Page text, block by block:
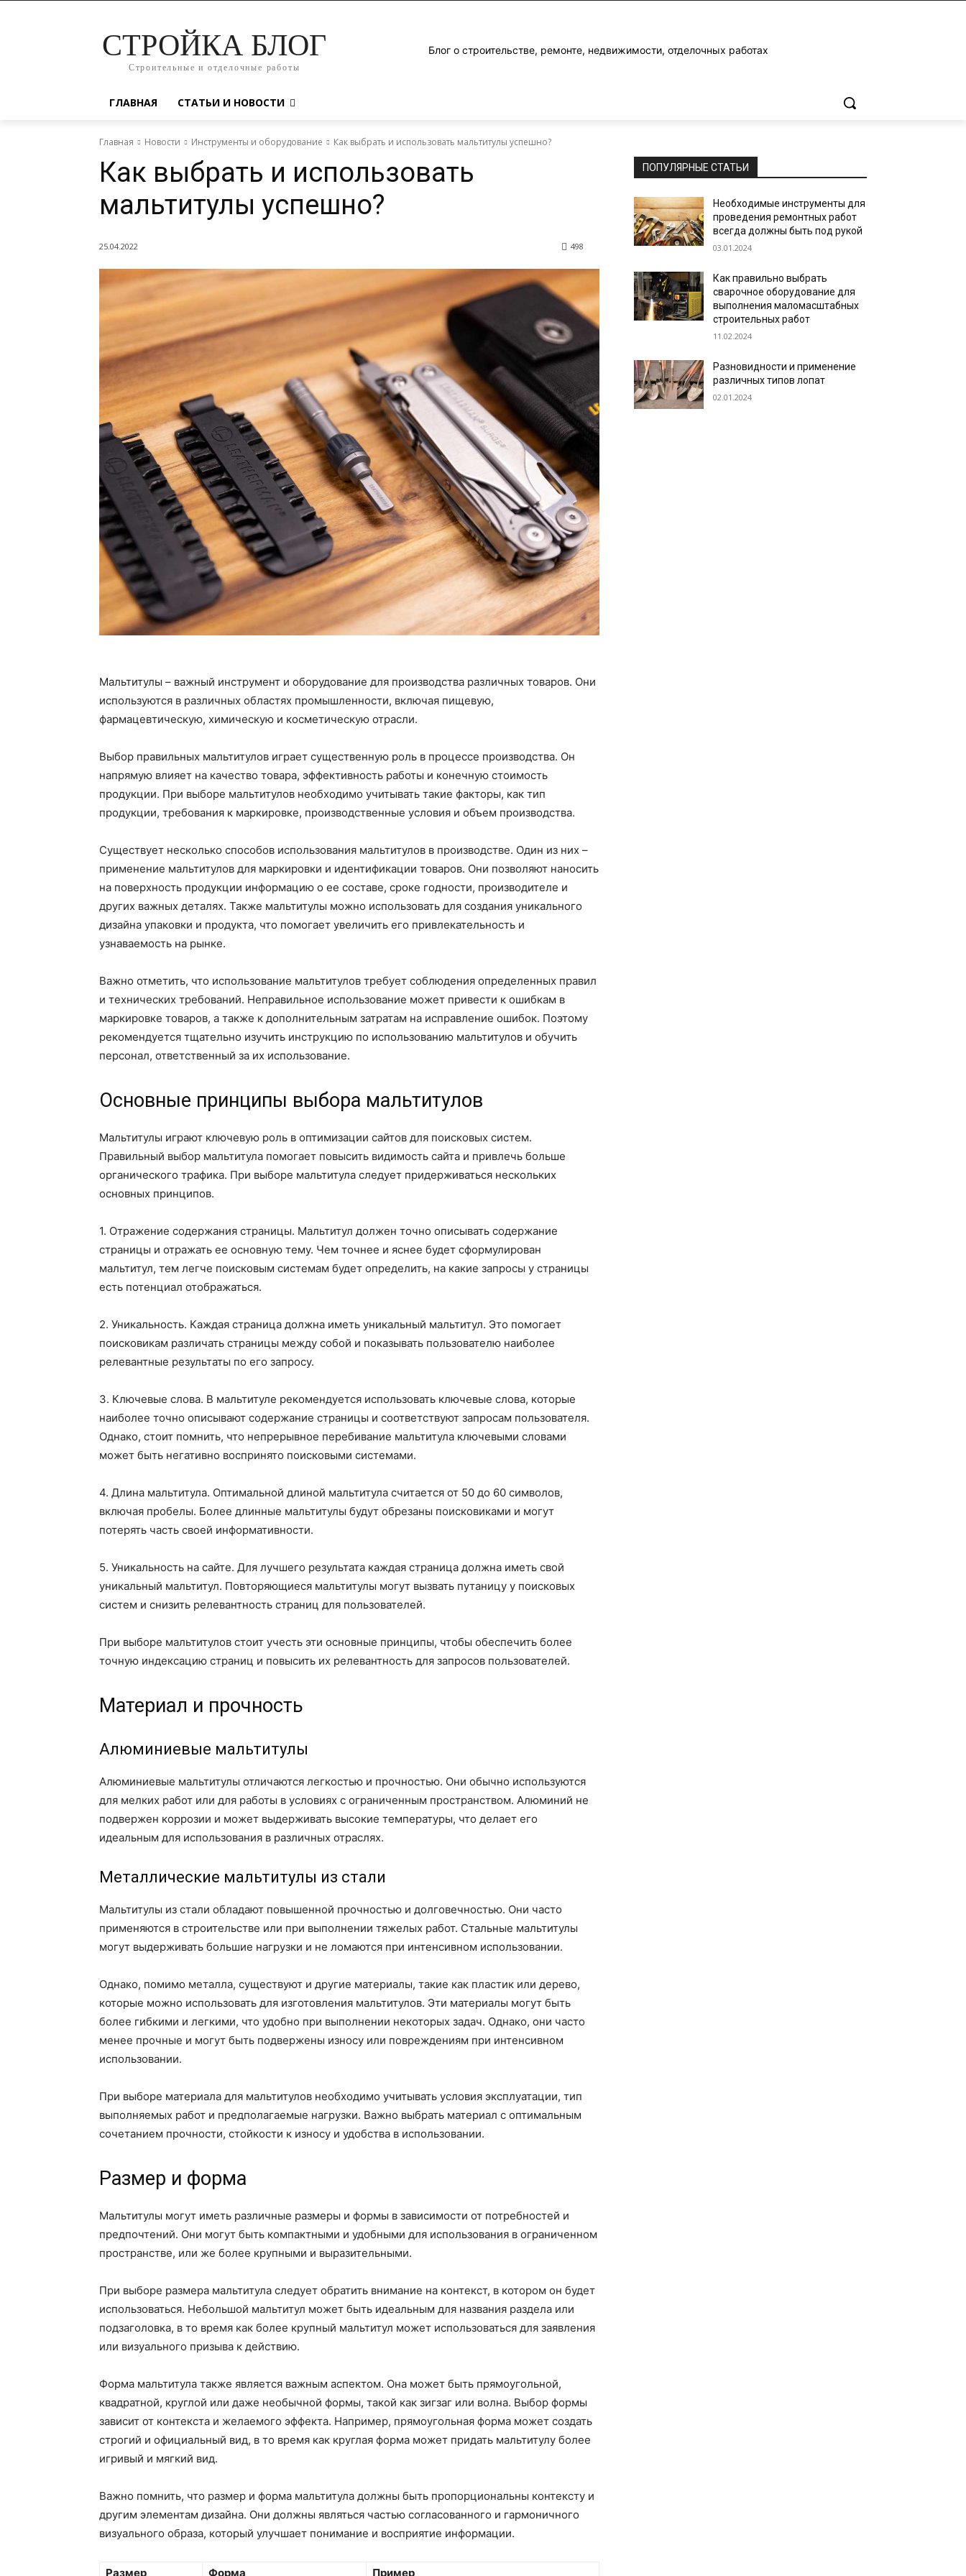
СТРОЙКА БЛОГ
Строительные и отделочные работы
Блог о строительстве, ремонте, недвижимости, отделочных работах
ГЛАВНАЯ СТАТЬИ И НОВОСТИ
Главная Новости Инструменты и оборудование Как выбрать и использовать мальтитулы успешно?
Как выбрать и использовать
мальтитулы успешно?
25.04.2022 498
Мальтитулы – важный инструмент и оборудование для производства различных товаров. Они
используются в различных областях промышленности, включая пищевую,
фармацевтическую, химическую и косметическую отрасли.
Выбор правильных мальтитулов играет существенную роль в процессе производства. Он
напрямую влияет на качество товара, эффективность работы и конечную стоимость
продукции. При выборе мальтитулов необходимо учитывать такие факторы, как тип
продукции, требования к маркировке, производственные условия и объем производства.
Существует несколько способов использования мальтитулов в производстве. Один из них –
применение мальтитулов для маркировки и идентификации товаров. Они позволяют наносить
на поверхность продукции информацию о ее составе, сроке годности, производителе и
других важных деталях. Также мальтитулы можно использовать для создания уникального
дизайна упаковки и продукта, что помогает увеличить его привлекательность и
узнаваемость на рынке.
Важно отметить, что использование мальтитулов требует соблюдения определенных правил
и технических требований. Неправильное использование может привести к ошибкам в
маркировке товаров, а также к дополнительным затратам на исправление ошибок. Поэтому
рекомендуется тщательно изучить инструкцию по использованию мальтитулов и обучить
персонал, ответственный за их использование.
Основные принципы выбора мальтитулов
Мальтитулы играют ключевую роль в оптимизации сайтов для поисковых систем.
Правильный выбор мальтитула помогает повысить видимость сайта и привлечь больше
органического трафика. При выборе мальтитула следует придерживаться нескольких
основных принципов.
1. Отражение содержания страницы. Мальтитул должен точно описывать содержание
страницы и отражать ее основную тему. Чем точнее и яснее будет сформулирован
мальтитул, тем легче поисковым системам будет определить, на какие запросы у страницы
есть потенциал отображаться.
2. Уникальность. Каждая страница должна иметь уникальный мальтитул. Это помогает
поисковикам различать страницы между собой и показывать пользователю наиболее
релевантные результаты по его запросу.
3. Ключевые слова. В мальтитуле рекомендуется использовать ключевые слова, которые
наиболее точно описывают содержание страницы и соответствуют запросам пользователя.
Однако, стоит помнить, что непрерывное перебивание мальтитула ключевыми словами
может быть негативно воспринято поисковыми системами.
4. Длина мальтитула. Оптимальной длиной мальтитула считается от 50 до 60 символов,
включая пробелы. Более длинные мальтитулы будут обрезаны поисковиками и могут
потерять часть своей информативности.
5. Уникальность на сайте. Для лучшего результата каждая страница должна иметь свой
уникальный мальтитул. Повторяющиеся мальтитулы могут вызвать путаницу у поисковых
систем и снизить релевантность страниц для пользователей.
При выборе мальтитулов стоит учесть эти основные принципы, чтобы обеспечить более
точную индексацию страниц и повысить их релевантность для запросов пользователей.
Материал и прочность
Алюминиевые мальтитулы
Алюминиевые мальтитулы отличаются легкостью и прочностью. Они обычно используются
для мелких работ или для работы в условиях с ограниченным пространством. Алюминий не
подвержен коррозии и может выдерживать высокие температуры, что делает его
идеальным для использования в различных отраслях.
Металлические мальтитулы из стали
Мальтитулы из стали обладают повышенной прочностью и долговечностью. Они часто
применяются в строительстве или при выполнении тяжелых работ. Стальные мальтитулы
могут выдерживать большие нагрузки и не ломаются при интенсивном использовании.
Однако, помимо металла, существуют и другие материалы, такие как пластик или дерево,
которые можно использовать для изготовления мальтитулов. Эти материалы могут быть
более гибкими и легкими, что удобно при выполнении некоторых задач. Однако, они часто
менее прочные и могут быть подвержены износу или повреждениям при интенсивном
использовании.
При выборе материала для мальтитулов необходимо учитывать условия эксплуатации, тип
выполняемых работ и предполагаемые нагрузки. Важно выбрать материал с оптимальным
сочетанием прочности, стойкости к износу и удобства в использовании.
Размер и форма
Мальтитулы могут иметь различные размеры и формы в зависимости от потребностей и
предпочтений. Они могут быть компактными и удобными для использования в ограниченном
пространстве, или же более крупными и выразительными.
При выборе размера мальтитула следует обратить внимание на контекст, в котором он будет
использоваться. Небольшой мальтитул может быть идеальным для названия раздела или
подзаголовка, в то время как более крупный мальтитул может использоваться для заявления
или визуального призыва к действию.
Форма мальтитула также является важным аспектом. Она может быть прямоугольной,
квадратной, круглой или даже необычной формы, такой как зигзаг или волна. Выбор формы
зависит от контекста и желаемого эффекта. Например, прямоугольная форма может создать
строгий и официальный вид, в то время как круглая форма может придать мальтитулу более
игривый и мягкий вид.
Важно помнить, что размер и форма мальтитула должны быть пропорциональны контексту и
другим элементам дизайна. Они должны являться частью согласованного и гармоничного
визуального образа, который улучшает понимание и восприятие информации.
Размер Форма Пример
ПОПУЛЯРНЫЕ СТАТЬИ
Необходимые инструменты для
проведения ремонтных работ
всегда должны быть под рукой
03.01.2024
Как правильно выбрать
сварочное оборудование для
выполнения маломасштабных
строительных работ
11.02.2024
Разновидности и применение
различных типов лопат
02.01.2024